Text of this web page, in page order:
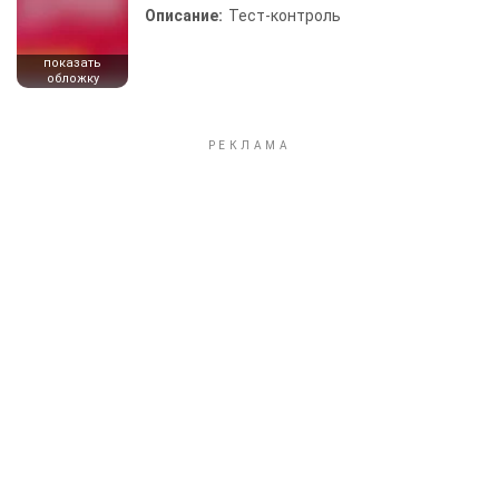
показать
обложку
Описание: Тест-контроль